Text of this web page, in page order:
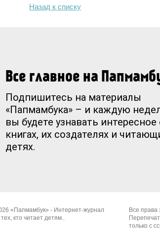
Назад к списку
Все главное на
Подпишитесь на материалы
«Папмамбука» – и каждую
вы будете узнавать интересное
книгах, их создателях и
детях.
«Папмамбук» - Интернет-журнал
кто читает детям..
Все
только с